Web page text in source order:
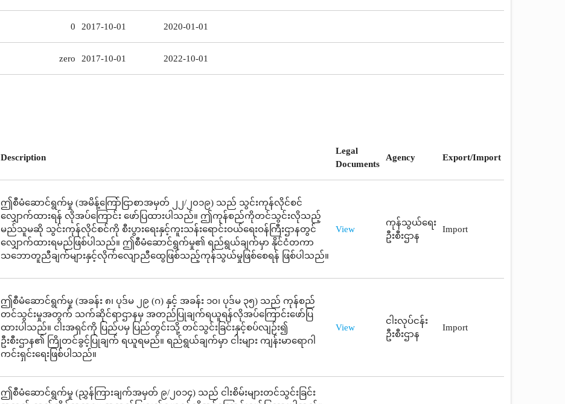
0 2017-10-01 2020-01-01
zero 2017-10-01 2022-10-01
Description
Legal
Documents
Agency Export/Import
ဤစီမံဆောင်ရွက်မှု (အမိန့်ကြော်ငြာစာအမှတ် ၂၂/၂၀၁၉) သည် သွင်းကုန်လိုင်စင်
လျှောက်ထားရန် လိုအပ်ကြောင်း ဖော်ပြထားပါသည်။ ဤကုန်စည်ကိုတင်သွင်းလိုသည့်
မည်သူမဆို သွင်းကုန်လိုင်စင်ကို စီးပွားရေးနှင့်ကူးသန်းရောင်းဝယ်ရေးဝန်ကြီးဌာနတွင်
လျှောက်ထားရမည်ဖြစ်ပါသည်။ ဤစီမံဆောင်ရွက်မှု၏ ရည်ရွယ်ချက်မှာ နိုင်ငံတကာ
သဘောတူညီချက်များနှင့်လိုက်လျောညီထွေဖြစ်သည့်ကုန်သွယ်မှုဖြစ်စေရန် ဖြစ်ပါသည်။
View
ကုန်သွယ်ရေး
ဦးစီးဌာန
Import
ဤစီမံဆောင်ရွက်မှု (အခန်း ၈၊ ပုဒ်မ ၂၉ (ဂ) နှင့် အခန်း ၁၀၊ ပုဒ်မ ၃၅) သည် ကုန်စည်
တင်သွင်းမှုအတွက် သက်ဆိုင်ရာဌာနမှ အတည်ပြုချက်ရယူရန်လိုအပ်ကြောင်းဖော်ပြ
ထားပါသည်။ ငါးအရှင်ကို ပြည်ပမှ ပြည်တွင်းသို့ တင်သွင်းခြင်းနှင့်စပ်လျဉ်း၍
ဦးစီးဌာန၏ ကြိုတင်ခွင့်ပြုချက် ရယူရမည်။ ရည်ရွယ်ချက်မှာ ငါးများ ကျန်းမာရောဂါ
ကင်းရှင်းရေးဖြစ်ပါသည်။
View
ငါးလုပ်ငန်း
ဦးစီးဌာန
Import
ဤစီမံဆောင်ရွက်မှု (ညွှန်ကြားချက်အမှတ် ၉/၂၀၁၄) သည် ငါးစိမ်းများတင်သွင်းခြင်း